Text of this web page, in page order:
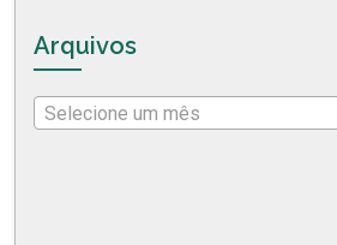
Arquivos
Selecione um mês